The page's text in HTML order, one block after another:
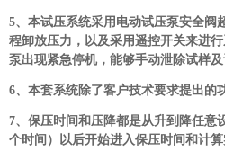
5、本试压系统采用电动试压泵安全阀
程卸放压力，以及采用遥控开关来进
泵出现紧急停机，能够手动泄除试样及
6、本套系统除了客户技术要求提出的
7、保压时间和压降都是从升到降任意
个时间）以后开始进入保压时间和计算